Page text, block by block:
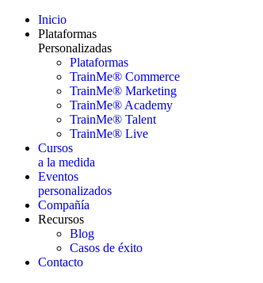
Inicio
Plataformas
Personalizadas
Plataformas
TrainMe® Commerce
TrainMe® Marketing
TrainMe® Academy
TrainMe® Talent
TrainMe® Live
Cursos
a la medida
Eventos
personalizados
Compañía
Recursos
Blog
Casos de éxito
Contacto